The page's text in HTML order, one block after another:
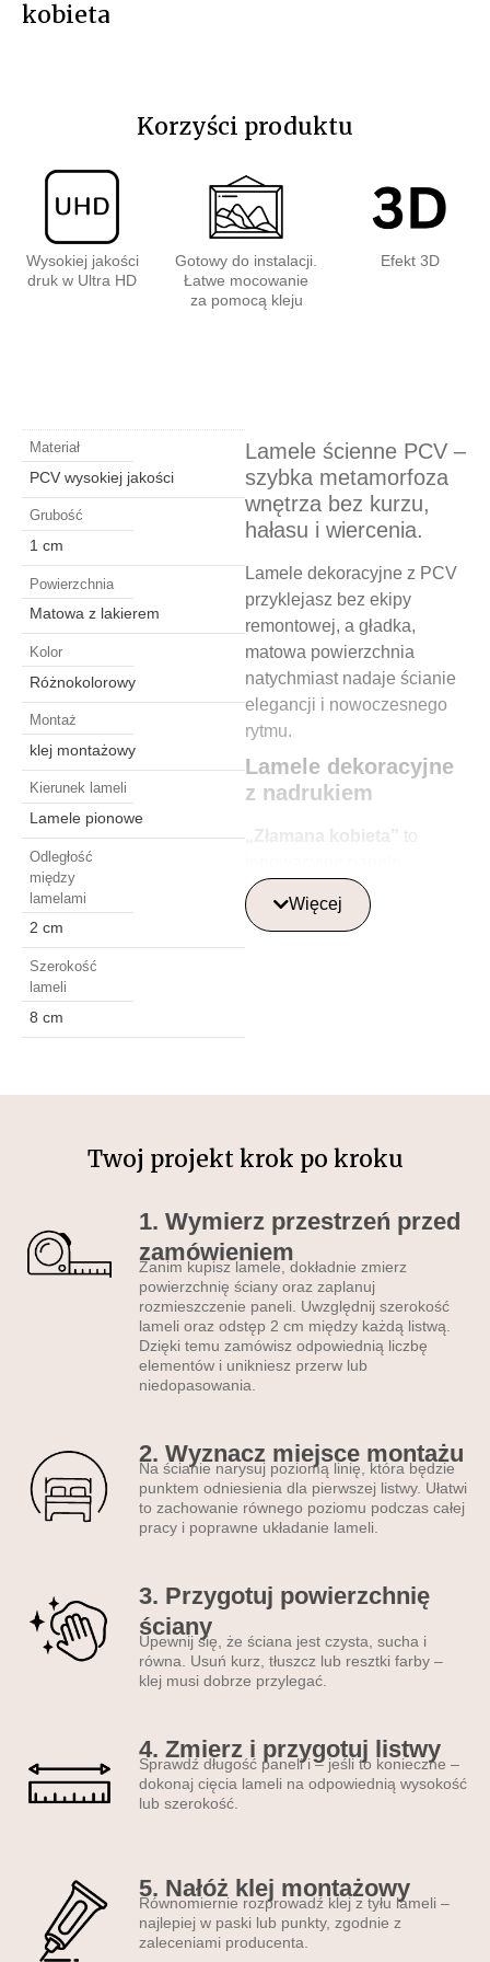
kobieta
Korzyści produktu
Wysokiej jakości
druk w Ultra HD
Gotowy do instalacji.
Łatwe mocowanie
za pomocą kleju
Efekt 3D
Lamele ścienne PCV –
szybka metamorfoza
wnętrza bez kurzu,
hałasu i wiercenia.
Lamele dekoracyjne z PCV
przyklejasz bez ekipy
remontowej, a gładka,
matowa powierzchnia
natychmiast nadaje ścianie
elegancji i nowoczesnego
rytmu.
Lamele dekoracyjne
z nadrukiem
„Złamana kobieta”
to
dekoracyjne, które idealnie
sprawdzą się jako lamele na
i estetyce, stanowią
każdego pomieszczenia.
pomieszczenia pasują
lamele ścienne?
•do salonu– np. na ścianę
za sofą lub telewizorem •do
sypialni – idealne za
łóżkiem •do kuchni
– jako
alternatywa dla płytek
schodową
gabinetu lub recepcji
Nowoczesne lamele
ścienne PCV –
• prosty montaż na klej –
gotowe – nie trzeba
malować ani szlifować; •
matowy lakier bez refleksów;
• wyrazisty druk UV (nie
personalizacji grafiki lub
wymiaru; • materiały
nietoksyczne – bezpieczne
Więcej
Materiał
PCV wysokiej jakości
Grubość
1 cm
Powierzchnia
Matowa z lakierem
Kolor
Różnokolorowy
Montaż
klej montażowy
Kierunek lameli
Lamele pionowe
Odległość
między
lamelami
2 cm
Szerokość
lameli
8 cm
Twoj projekt krok po kroku
1. Wymierz przestrzeń przed
zamówieniem
Zanim kupisz lamele, dokładnie zmierz
powierzchnię ściany oraz zaplanuj
rozmieszczenie paneli. Uwzględnij szerokość
lameli oraz odstęp 2 cm między każdą listwą.
Dzięki temu zamówisz odpowiednią liczbę
elementów i unikniesz przerw lub
niedopasowania.
2. Wyznacz miejsce montażu
Na ścianie narysuj poziomą linię, która będzie
punktem odniesienia dla pierwszej listwy. Ułatwi
to zachowanie równego poziomu podczas całej
pracy i poprawne układanie lameli.
3. Przygotuj powierzchnię
ściany
Upewnij się, że ściana jest czysta, sucha i
równa. Usuń kurz, tłuszcz lub resztki farby –
klej musi dobrze przylegać.
4. Zmierz i przygotuj listwy
Sprawdź długość paneli i – jeśli to konieczne –
dokonaj cięcia lameli na odpowiednią wysokość
lub szerokość.
5. Nałóż klej montażowy
Równomiernie rozprowadź klej z tyłu lameli –
najlepiej w paski lub punkty, zgodnie z
zaleceniami producenta.